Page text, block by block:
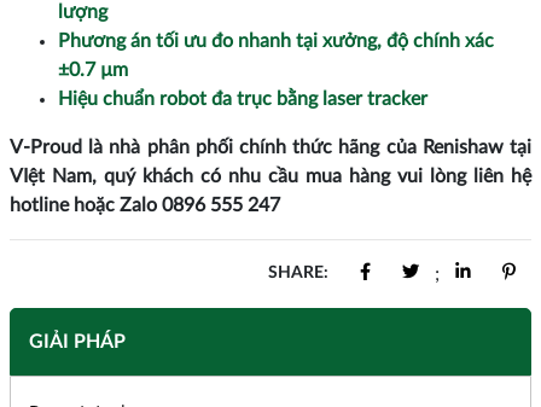
GIẢI PHÁP
lượng
Phương án tối ưu đo nhanh tại xưởng, độ chính xác
±0.7 µm
Hiệu chuẩn robot đa trục bằng laser tracker
V-Proud là nhà phân phối chính thức hãng của Renishaw tại
VIệt Nam, quý khách có nhu cầu mua hàng vui lòng liên hệ
hotline hoặc Zalo 0896 555 247
SHARE: ;